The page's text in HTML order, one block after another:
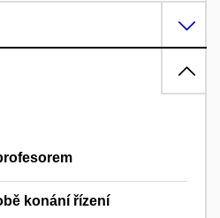
konání řízení